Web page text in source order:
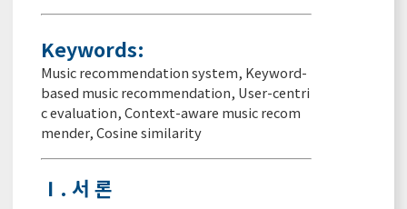
Keywords:
Music recommendation system, Keyword-
based music recommendation, User-centri
c evaluation,Context-aware music recom
mender,Cosine similarity
Ⅰ. 서 론